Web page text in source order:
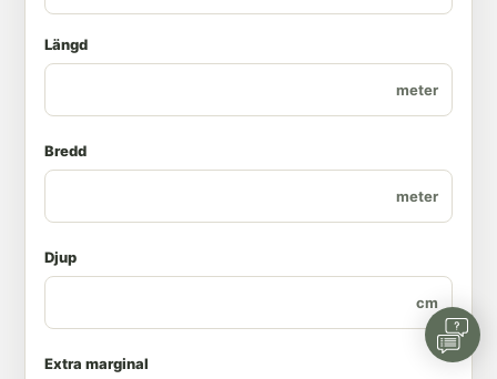
Längd
meter
Bredd
meter
Djup
cm
Extra marginal